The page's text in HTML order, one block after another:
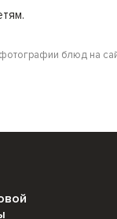
блюд на